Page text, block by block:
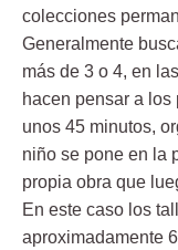
colecciones
Generalmente
más de 3 o 4, en
hacen pensar a
unos 45 minutos,
niño se pone en la
propia obra que
En este caso los
aproximadamente